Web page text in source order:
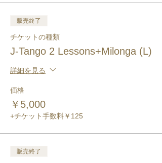
販売終了
チケットの種類
J-Tango 2 Lessons+Milonga (L)
詳細を見る
価格
￥5,000
+チケット手数料￥125
販売終了